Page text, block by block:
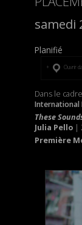
samedi
Planifié
Ouvrir
Dans le
International
These
Julia Pello|
Première